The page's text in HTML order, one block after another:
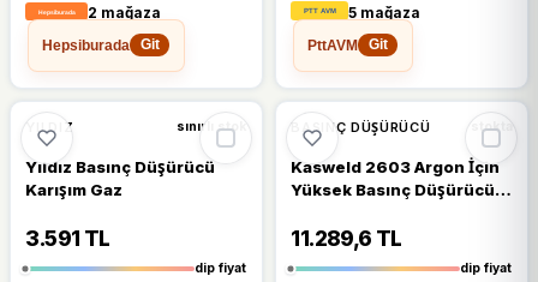
2 mağaza
Hepsiburada
Git
5 mağaza
PttAVM
Git
%22 %22 DÜŞTÜ
YILDIZ sınırlı stok
Yıldız Basınç Düşürücü
Karışım Gaz
3.591 TL
dip fiyat
%21 🔥%21 DÜŞTÜ
BASINÇ DÜŞÜRÜCÜ stokta
Kasweld 2603 Argon İçin
Yüksek Basınç Düşürücü
11.289,6 TL
dip fiyat